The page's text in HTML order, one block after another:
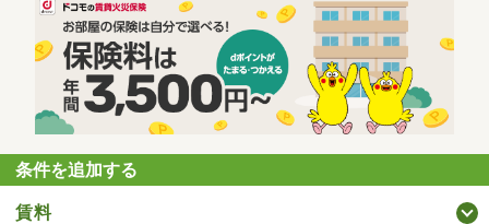
条件を追加する
賃料